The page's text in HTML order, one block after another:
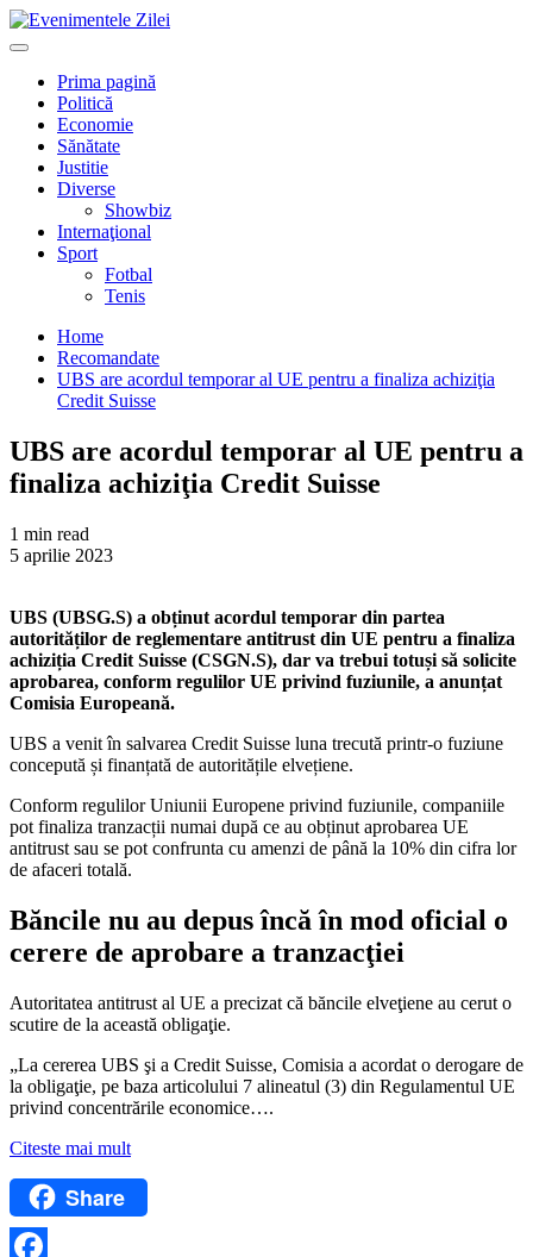
Mergi
la
Primary
Prima pagină
Politică
Economie
Sănătate
Justitie
Diverse
Showbiz
Internaţional
Sport
Fotbal
Tenis
Home
Recomandate
UBS are acordul temporar al UE pentru a finaliza achiziţia
Credit Suisse
UBS are acordul temporar al UE pentru a
finaliza achiziţia Credit Suisse
1 min read
5 aprilie 2023
UBS (UBSG.S) a obținut acordul temporar din partea
autorităților de reglementare antitrust din UE pentru a finaliza
achiziția Credit Suisse (CSGN.S), dar va trebui totuși să solicite
aprobarea, conform regulilor UE privind fuziunile, a anunțat
Comisia Europeană.
UBS a venit în salvarea Credit Suisse luna trecută printr-o fuziune
concepută și finanțată de autoritățile elvețiene.
Conform regulilor Uniunii Europene privind fuziunile, companiile
pot finaliza tranzacții numai după ce au obținut aprobarea UE
antitrust sau se pot confrunta cu amenzi de până la 10% din cifra lor
de afaceri totală.
Băncile nu au depus încă în mod oficial o
cerere de aprobare a tranzacţiei
Autoritatea antitrust al UE a precizat că băncile elveţiene au cerut o
scutire de la această obligaţie.
„La cererea UBS şi a Credit Suisse, Comisia a acordat o derogare de
la obligaţie, pe baza articolului 7 alineatul (3) din Regulamentul UE
privind concentrările economice….
Citeste mai mult
Share